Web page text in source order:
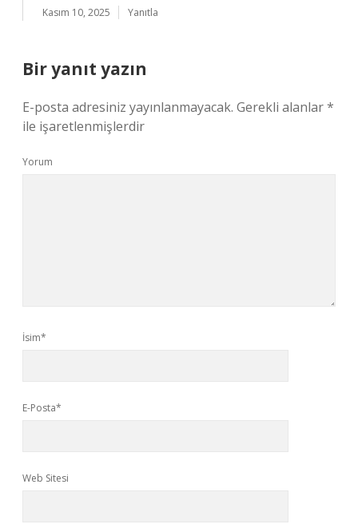
Kasım 10, 2025 Yanıtla
Bir yanıt yazın
E-posta adresiniz yayınlanmayacak. Gerekli alanlar*
ile işaretlenmişlerdir
Yorum
İsim*
E-Posta*
Web Sitesi